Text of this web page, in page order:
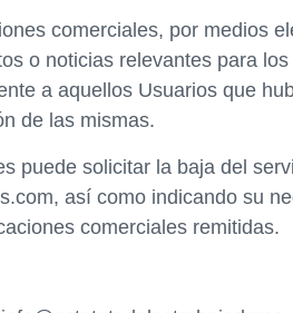
comerciales, por medios
o noticias relevantes para los
a aquellos Usuarios que
de las mismas.
puede solicitar la baja del
así como indicando su
comerciales remitidas.